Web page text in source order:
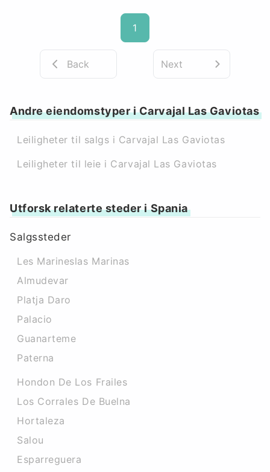
1
Back Next
Andre eiendomstyper i Carvajal Las Gaviotas
Leiligheter til salgs i Carvajal Las Gaviotas
Leiligheter til leie i Carvajal Las Gaviotas
Utforsk relaterte steder i Spania
Salgssteder
Les Marineslas Marinas
Almudevar
Platja Daro
Palacio
Guanarteme
Paterna
Hondon De Los Frailes
Los Corrales De Buelna
Hortaleza
Salou
Esparreguera